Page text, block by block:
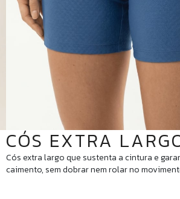
CÓS EXTRA
Cós extra largo que sustenta a cintura e
caimento, sem dobrar nem rolar no